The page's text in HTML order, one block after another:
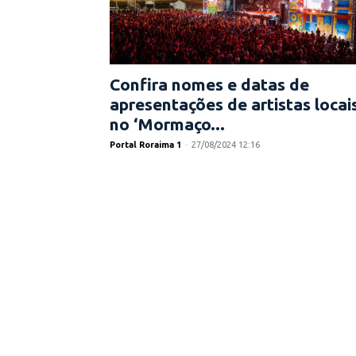
Confira nomes e datas de
apresentações de artistas
no ‘Mormaço...
Portal Roraima 1 - 27/08/2024 12:16